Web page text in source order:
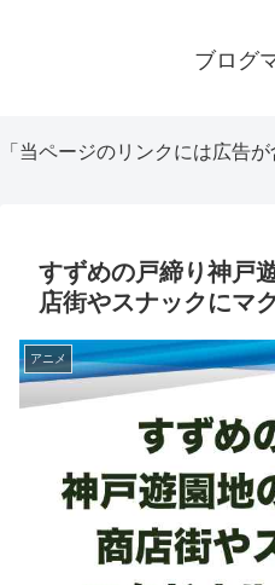
ブログ
「当ページのリンクには広告が
すずめの戸締り神戸
店街やスナックにマ
アニメ